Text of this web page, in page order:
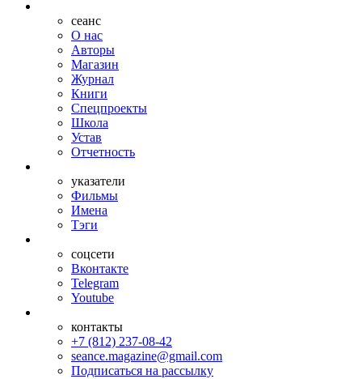
сеанс
О нас
Авторы
Магазин
Журнал
Книги
Спецпроекты
Школа
Устав
Отчетность
указатели
Фильмы
Имена
Тэги
соцсети
Вконтакте
Telegram
Youtube
контакты
+7 (812) 237-08-42
seance.magazine@gmail.com
Подписаться на рассылку